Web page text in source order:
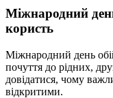
Міжнародний
користь
Міжнародний день
почуття до рідних,
довідатися, чому
відкритими.